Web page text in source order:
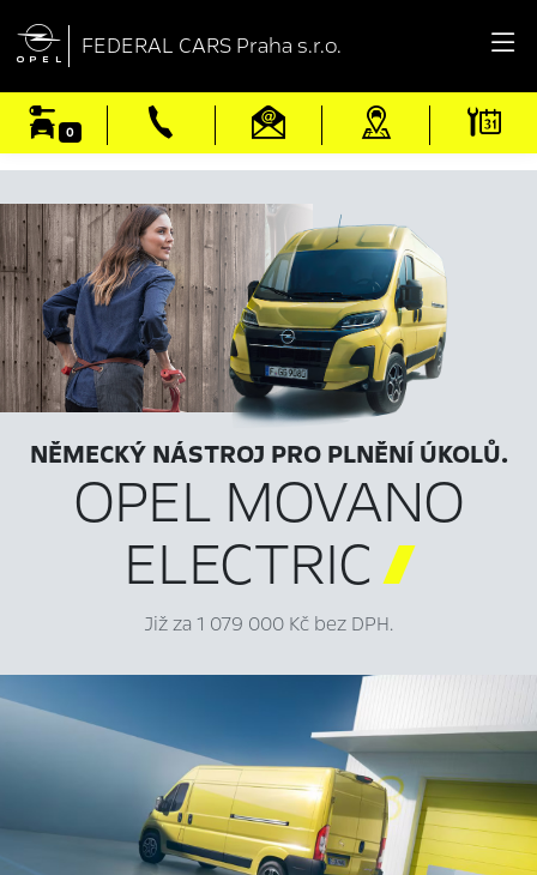
 FEDERAL CARS Praha s.r.o.
0
NĚMECKÝ NÁSTROJ PRO PLNĚNÍ ÚKOLŮ.
OPEL MOVANO
ELECTRIC
Již za 1 079 000 Kč bez DPH.